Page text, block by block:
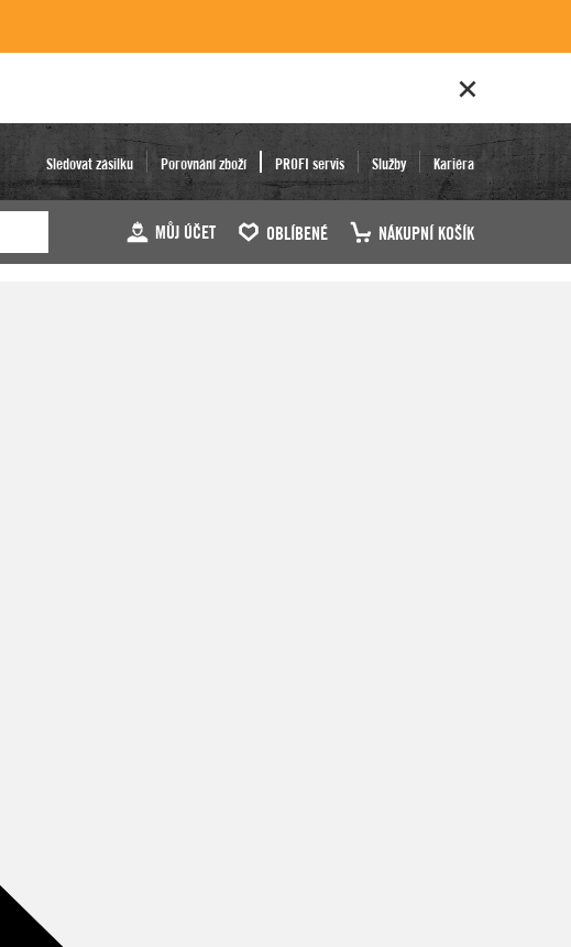
Sledovat zásilku Porovnání zboží PROFI servis Služby Kariéra
MŮJ ÚČET OBLÍBENÉ NÁKUPNÍ KOŠÍK